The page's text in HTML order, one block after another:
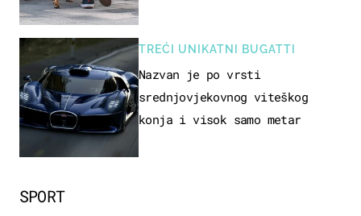
SPORT
TREĆI UNIKATNI BUGATTI
Nazvan je po vrsti
srednjovjekovnog viteškog
konja i visok samo metar